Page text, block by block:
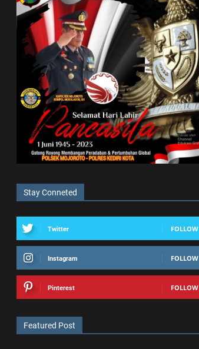
Stay Conneted
Twitter FOLLOW
Instagram FOLLOW
Pinterest FOLLOW
Featured Post